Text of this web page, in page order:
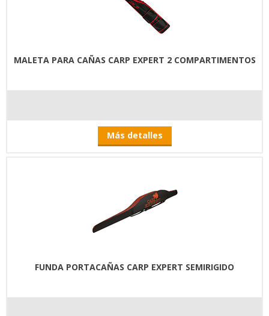
MALETA PARA CAÑAS CARP EXPERT 2 COMPARTIMENTOS
Más detalles
FUNDA PORTACAÑAS CARP EXPERT SEMIRIGIDO